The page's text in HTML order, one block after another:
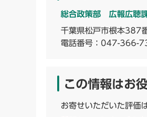
総合政策部 広報広聴課
千葉県松戸市根本387
電話番号： 047-366-
この情報はお
お寄せいただいた評価